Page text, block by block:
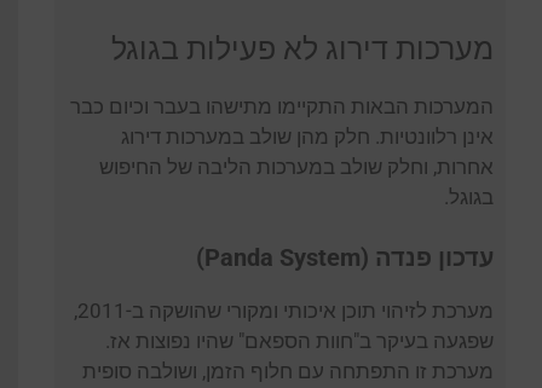
מערכות דירוג לא פעילות בגוגל
המערכות הבאות התקיימו מתישהו בעבר וכיום כבר
אינן רלוונטיות. חלק מהן שולב במערכות דירוג
אחרות, וחלק שולב במערכות הליבה של החיפוש
בגוגל.
עדכון פנדה (Panda System)
מערכת לזיהוי תוכן איכותי ומקורי שהושקה ב-2011,
שפגעה בעיקר ב"חוות הספאם" שהיו נפוצות אז.
מערכת זו התפתחה עם חלוף הזמן, ושולבה סופית